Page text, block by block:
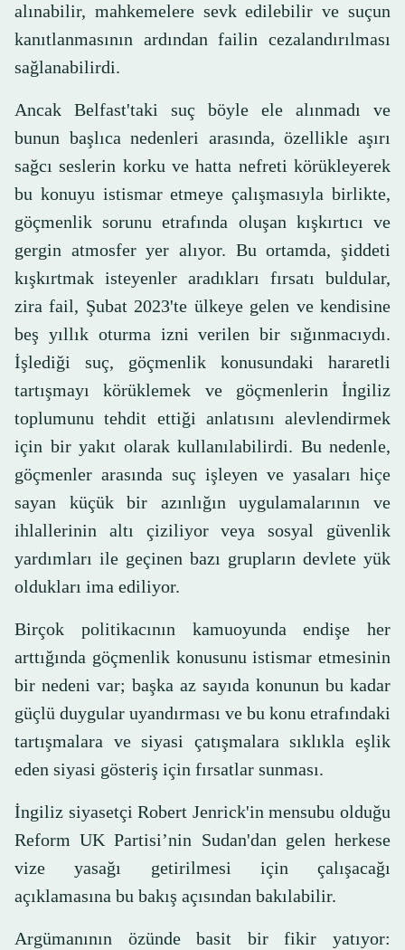
alınabilir, mahkemelere sevk edilebilir ve suçun
kanıtlanmasının ardından failin cezalandırılması
sağlanabilirdi.
Ancak Belfast'taki suç böyle ele alınmadı ve
bunun başlıca nedenleri arasında, özellikle aşırı
sağcı seslerin korku ve hatta nefreti körükleyerek
bu konuyu istismar etmeye çalışmasıyla birlikte,
göçmenlik sorunu etrafında oluşan kışkırtıcı ve
gergin atmosfer yer alıyor. Bu ortamda, şiddeti
kışkırtmak isteyenler aradıkları fırsatı buldular,
zira fail, Şubat 2023'te ülkeye gelen ve kendisine
beş yıllık oturma izni verilen bir sığınmacıydı.
İşlediği suç, göçmenlik konusundaki hararetli
tartışmayı körüklemek ve göçmenlerin İngiliz
toplumunu tehdit ettiği anlatısını alevlendirmek
için bir yakıt olarak kullanılabilirdi. Bu nedenle,
göçmenler arasında suç işleyen ve yasaları hiçe
sayan küçük bir azınlığın uygulamalarının ve
ihlallerinin altı çiziliyor veya sosyal güvenlik
yardımları ile geçinen bazı grupların devlete yük
oldukları ima ediliyor.
Birçok politikacının kamuoyunda endişe her
arttığında göçmenlik konusunu istismar etmesinin
bir nedeni var; başka az sayıda konunun bu kadar
güçlü duygular uyandırması ve bu konu etrafındaki
tartışmalara ve siyasi çatışmalara sıklıkla eşlik
eden siyasi gösteriş için fırsatlar sunması.
İngiliz siyasetçi Robert Jenrick'in mensubu olduğu
Reform UK Partisi’nin Sudan'dan gelen herkese
vize yasağı getirilmesi için çalışacağı
açıklamasına bu bakış açısından bakılabilir.
Argümanının özünde basit bir fikir yatıyor: